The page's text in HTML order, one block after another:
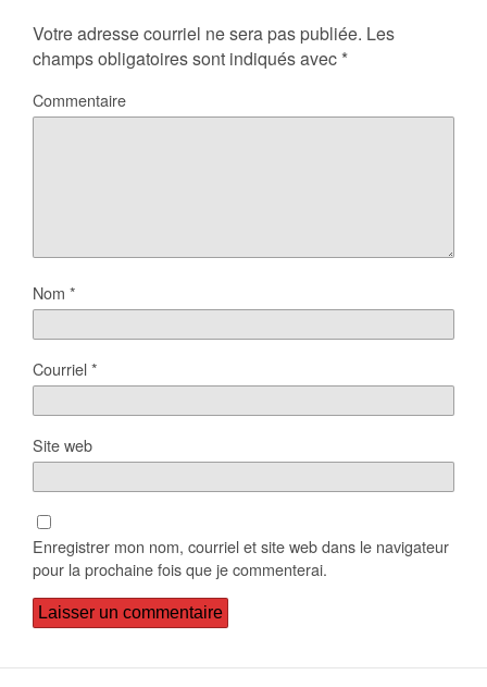
Votre adresse courriel ne sera pas publiée. Les
champs obligatoires sont indiqués avec *
Commentaire
Nom *
Courriel*
Site web
Enregistrer mon nom, courriel et site web dans le navigateur
pour la prochaine fois que je commenterai.